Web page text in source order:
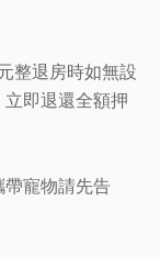
整退房時如無設
即退還全額押
帶寵物請先告